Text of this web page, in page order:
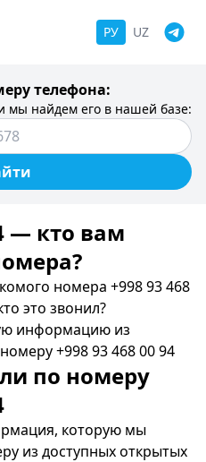
РУ UZ
телефона:
мы найдем его в нашей базе:
— кто вам
номера +998 93 468
это звонил?
информацию из
+998 93 468 00 94
по номеру
которую мы
из доступных открытых